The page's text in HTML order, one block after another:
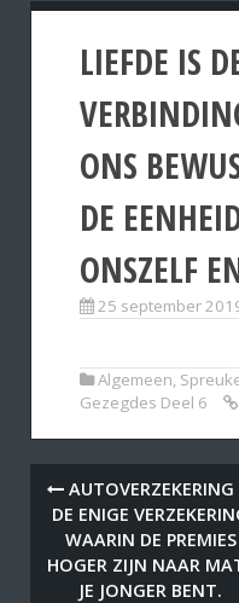
LIEFDE IS
ONS
DE
ONSZELF
25 september
Algemeen,
Gezegdes Deel 6
AUTOVERZEKERING
DE ENIGE
WAARIN DE PREMIES
HOGER ZIJN NAAR
JE JONGER BENT.